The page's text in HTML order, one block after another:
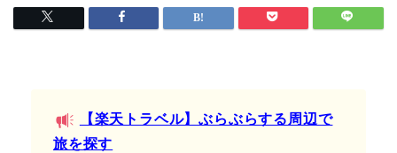
【楽天トラベル】ぶらぶらする周辺で
旅を探す